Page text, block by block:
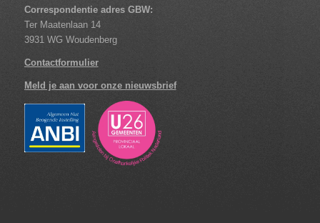
Correspondentie adres GBW:
Ter Maatenlaan 14
3931 WG Woudenberg
Contactformulier
Meld je aan voor onze nieuwsbrief